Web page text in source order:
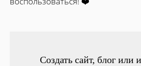
Создать сайт, блог или